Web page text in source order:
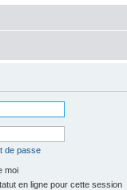
de passe
moi
en ligne pour cette session